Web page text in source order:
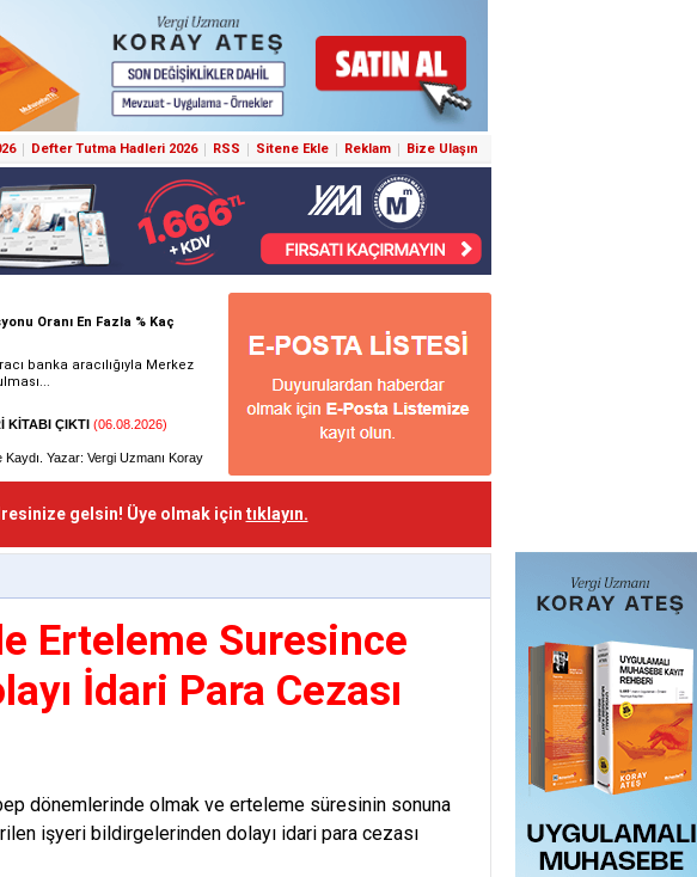
Defter Tutma Hadleri 2026 RSS Sitene Ekle Reklam Bize Ulaşın
gelsin! Üye olmak için tıklayın.
Erteleme Suresince
İdari Para Cezası
dönemlerinde olmak ve erteleme süresinin sonuna
işyeri bildirgelerinden dolayı idari para cezası